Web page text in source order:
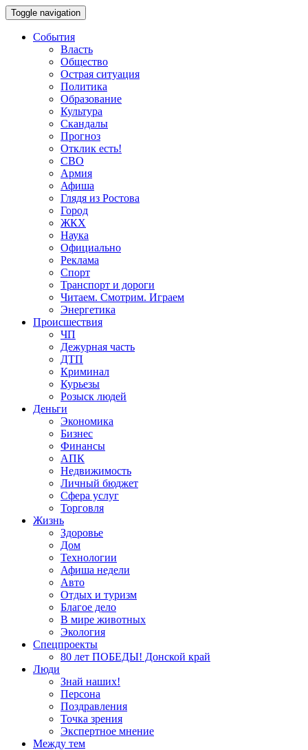
Toggle navigation
События
Власть
Общество
Острая ситуация
Политика
Образование
Культура
Скандалы
Прогноз
Отклик есть!
СВО
Армия
Афиша
Глядя из Ростова
Город
ЖКХ
Наука
Официально
Реклама
Спорт
Транспорт и дороги
Читаем. Смотрим. Играем
Энергетика
Происшествия
ЧП
Дежурная часть
ДТП
Криминал
Курьезы
Розыск людей
Деньги
Экономика
Бизнес
Финансы
АПК
Недвижимость
Личный бюджет
Сфера услуг
Торговля
Жизнь
Здоровье
Дом
Технологии
Афиша недели
Авто
Отдых и туризм
Благое дело
В мире животных
Экология
Спецпроекты
80 лет ПОБЕДЫ! Донской край
Люди
Знай наших!
Персона
Поздравления
Точка зрения
Экспертное мнение
Между тем